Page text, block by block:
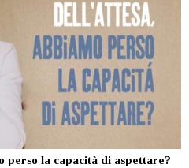
perso la capacità di aspettare?